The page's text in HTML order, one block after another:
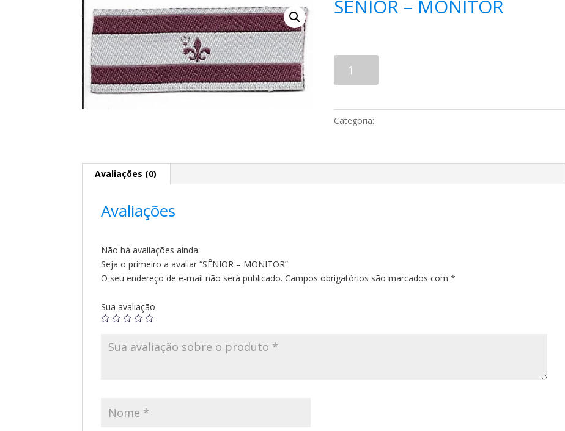
SÊNIOR – MONITOR
Categoria:
Avaliações (0)
Avaliações
Não há avaliações ainda.
Seja o primeiro a avaliar “SÊNIOR – MONITOR”
O seu endereço de e-mail não será publicado. Campos obrigatórios são marcados com*
Sua avaliação